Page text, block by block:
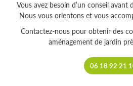
Vous avez besoin d’un conseil avant
Nous vous orientons et vous
Contactez-nous pour obtenir des
aménagement de jardin
06 18 92 21